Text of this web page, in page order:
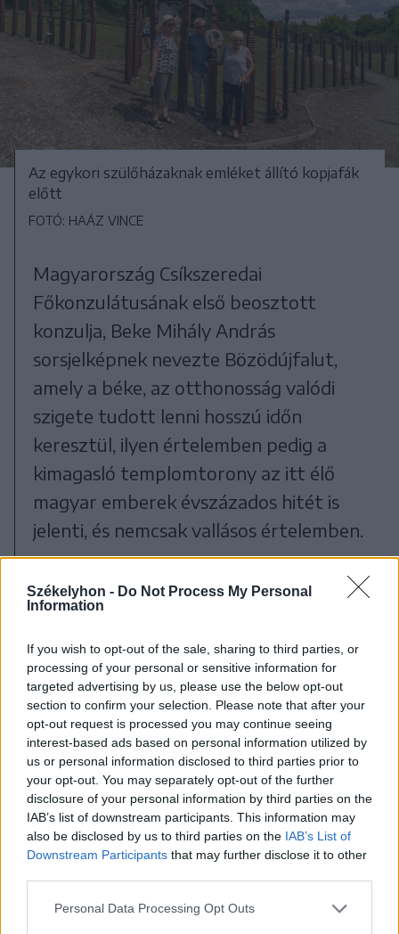
Székelyhon - Do Not Process My Personal
Information
If you wish to opt-out of the sale, sharing to third parties, or
processing of your personal or sensitive information for
targeted advertising by us, please use the below opt-out
section to confirm your selection. Please note that after your
opt-out request is processed you may continue seeing
interest-based ads based on personal information utilized by
us or personal information disclosed to third parties prior to
your opt-out. You may separately opt-out of the further
disclosure of your personal information by third parties on the
IAB’s list of downstream participants. This information may
also be disclosed by us to third parties on the IAB’s List of
Downstream Participants that may further disclose it to other
Personal Data Processing Opt Outs
Az egykori szülőházaknak emléket állító kopjafák
előtt
FOTÓ: HAÁZ VINCE
Magyarország Csíkszeredai
Főkonzulátusának első beosztott
konzulja, Beke Mihály András
sorsjelképnek nevezte Bözödújfalut,
amely a béke, az otthonosság valódi
szigete tudott lenni hosszú időn
keresztül, ilyen értelemben pedig a
kimagasló templomtorony az itt élő
magyar emberek évszázados hitét is
jelenti, és nemcsak vallásos értelemben.
„Hinni tudtak abban, hogy a
történelem számos megpróbáltatása
szülőföldjükön, az itt épült házak és
templomok ebből épültek fel, és ebből
táplálkoztak hosszú időn keresztül” –
fogalmazott a konzul.
Gyerekkor a víz alatt
Sükösd Árpád már ötven éve él
külföldön, de gyökerei Bözödújfaluhoz
alatt fekszik. Köszöntőbeszédében